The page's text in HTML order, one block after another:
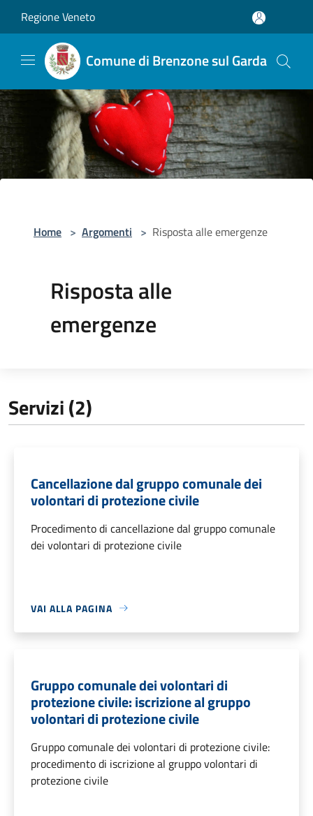
Regione Veneto
Comune di Brenzone sul Garda
Home > Argomenti > Risposta alle emergenze
Risposta alle
emergenze
Servizi (2)
Cancellazione dal gruppo comunale dei
volontari di protezione civile
Procedimento di cancellazione dal gruppo comunale
dei volontari di protezione civile
VAI ALLA PAGINA
Gruppo comunale dei volontari di
protezione civile: iscrizione al gruppo
volontari di protezione civile
Gruppo comunale dei volontari di protezione civile:
procedimento di iscrizione al gruppo volontari di
protezione civile